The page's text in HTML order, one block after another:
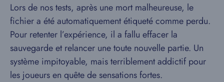
Lors de nos tests, après une mort malheureuse, le
fichier a été automatiquement étiqueté comme perdu.
Pour retenter l’expérience, il a fallu effacer la
sauvegarde et relancer une toute nouvelle partie. Un
système impitoyable, mais terriblement addictif pour
les joueurs en quête de sensations fortes.